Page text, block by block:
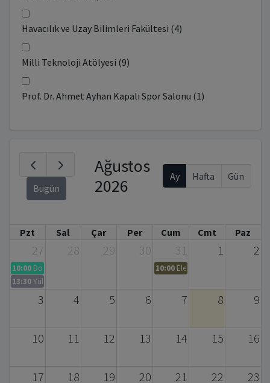
Havacılık ve Uzay Bilimleri Fakültesi (4)
Milli Teknoloji Atölyesi (9)
Prof. Dr. Ahmet Ayhan Kapalı Spor Salonu (1)
Bugün
Ağustos
2026
Ay Hafta Gün
Pzt Sal Çar Per Cum Cmt Paz
27 28 29 30 31 1 2
10:00 Doktora Tez Savunma Sınavı Daveti – Serpil BAYRAKTAR
10:00 Elementel Analiz ve CHNS
13:30 Yüksek Lisans Tez Savunması
3 4 5 6 7 8 9
10 11 12 13 14 15 16
17 18 19 20 21 22 23